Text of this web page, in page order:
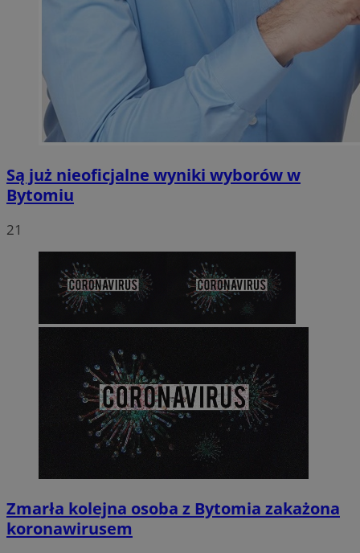
Są już nieoficjalne wyniki wyborów w
Bytomiu
21
Zmarła kolejna osoba z Bytomia zakażona
koronawirusem